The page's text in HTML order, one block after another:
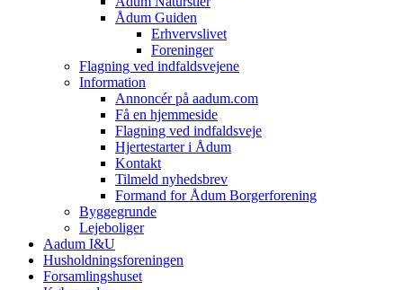
Ådum Guiden
Erhvervslivet
Foreninger
Flagning ved indfaldsvejene
Information
Annoncér på aadum.com
Få en hjemmeside
Flagning ved indfaldsveje
Hjertestarter i Ådum
Kontakt
Tilmeld nyhedsbrev
Formand for Ådum Borgerforening
Byggegrunde
Lejeboliger
Aadum I&U
Husholdningsforeningen
Forsamlingshuset